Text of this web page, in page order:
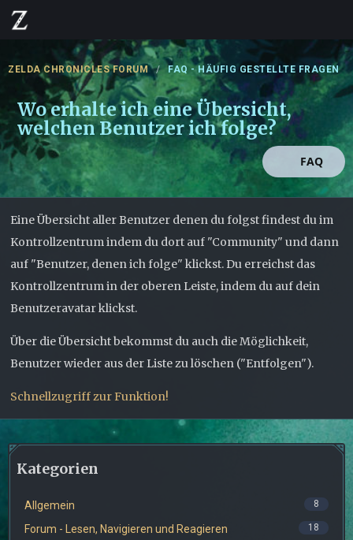
ZELDA CHRONICLES FORUM FAQ - HÄUFIG GESTELLTE FRAGEN
Wo erhalte ich eine Übersicht,
welchen Benutzer ich folge?
FAQ
Eine Übersicht aller Benutzer denen du folgst findest du im
Kontrollzentrum indem du dort auf "Community" und dann
auf "Benutzer, denen ich folge" klickst. Du erreichst das
Kontrollzentrum in der oberen Leiste, indem du auf dein
Benutzeravatar klickst.
Über die Übersicht bekommst du auch die Möglichkeit,
Benutzer wieder aus der Liste zu löschen ("Entfolgen").
Schnellzugriff zur Funktion!
Kategorien
Allgemein 8
Forum - Lesen, Navigieren und Reagieren 18